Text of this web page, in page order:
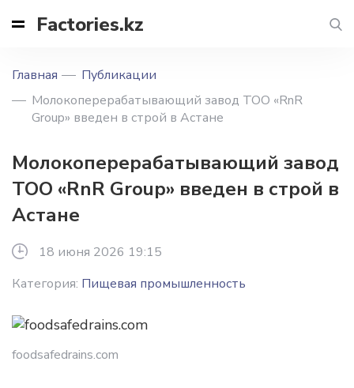
Factories.kz
Главная
Публикации
Молокоперерабатывающий завод ТОО «RnR
Group» введен в строй в Астане
Молокоперерабатывающий завод
ТОО «RnR Group» введен в строй в
Астане
18 июня 2026 19:15
Категория: Пищевая промышленность
foodsafedrains.com